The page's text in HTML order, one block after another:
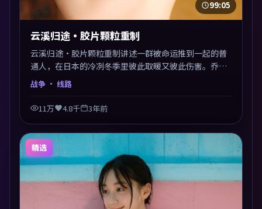
99:05
云溪归途·胶片颗粒重制
云溪归途·胶片颗粒重制讲述一群被命运推到一起的普
通人，在日本的冷冽冬季里彼此取暖又彼此伤害。乔丹
·皮尔以战争类型外壳探讨信任与背叛，映后讨论度颇
高。片尾留白开放解读，关于“选择”的主题余音绕
梁。
战争 · 线路
11万 4.8千 3年前
精选